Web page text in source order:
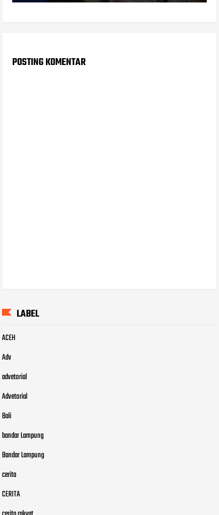
POSTING KOMENTAR
LABEL
ACEH
Adv
advetorial
Advetorial
Bali
bandar Lampung
Bandar Lampung
cerita
CERITA